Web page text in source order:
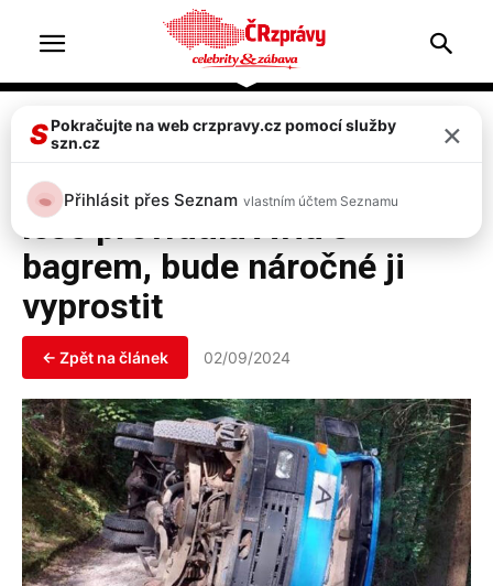
Doprava & nehody
FOTO: Na Rychnovsku se v
lese převrátila Avia s
bagrem, bude náročné ji
vyprostit
← Zpět na článek 02/09/2024
SPokračujte na web crzpravy.cz pomocí služby
szn.cz
×
Přihlásit přes Seznam vlastním účtem Seznamu